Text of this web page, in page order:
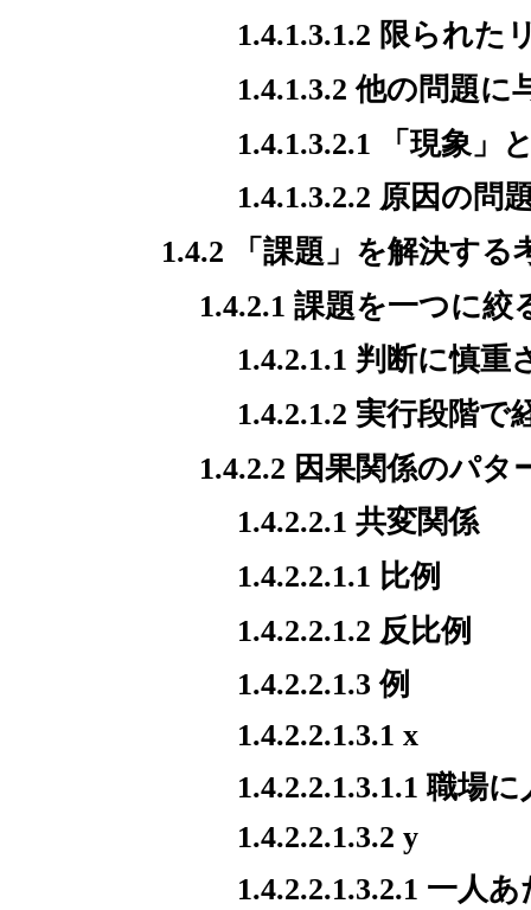
1.4.1.3.1.2 限られ
1.4.1.3.2 他の問題
1.4.1.3.2.1 「現象」
1.4.1.3.2.2 原因の問
1.4.2 「課題」を解決する
1.4.2.1 課題を一つに
1.4.2.1.1 判断に慎重
1.4.2.1.2 実行段階
1.4.2.2 因果関係のパタ
1.4.2.2.1 共変関係
1.4.2.2.1.1 比例
1.4.2.2.1.2 反比例
1.4.2.2.1.3 例
1.4.2.2.1.3.1 x
1.4.2.2.1.3.1.1 職場
1.4.2.2.1.3.2 y
1.4.2.2.1.3.2.1 一人